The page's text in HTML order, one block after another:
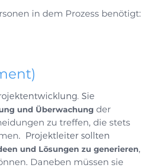
in dem Prozess benötigt:
Sie
und Überwachung der
zu treffen, die stets
Projektleiter sollten
und Lösungen zu generieren,
Daneben müssen sie